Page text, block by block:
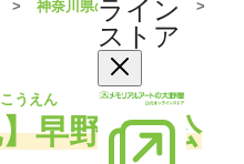
ライン
ストア
神奈川県の霊園・墓地
うえん
早野聖地公